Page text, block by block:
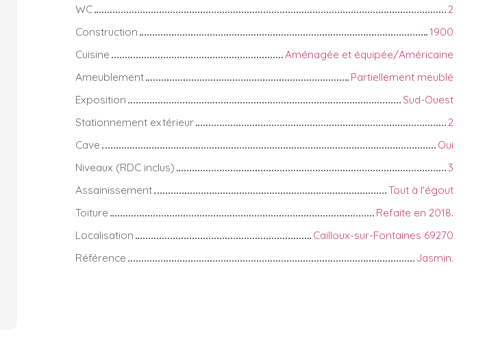
WC
2
Construction
1900
Cuisine
Aménagée et équipée/Américaine
Ameublement
Partiellement meublé
Exposition
Sud-Ouest
Stationnement extérieur
2
Cave
Oui
Niveaux (RDC inclus)
3
Assainissement
Tout à l'égout
Toiture
Refaite en 2018.
Localisation
Cailloux-sur-Fontaines 69270
Référence
Jasmin.